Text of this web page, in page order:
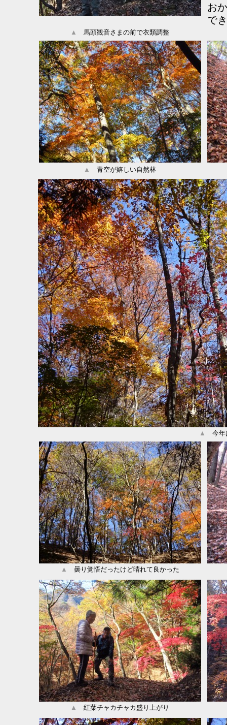
お
で
▲ 馬頭観音さまの前で衣類調整
▲ 青空が嬉しい自然林
▲ 今年
▲ 曇り覚悟だったけど晴れて良かった
▲ 紅葉チャカチャカ盛り上がり